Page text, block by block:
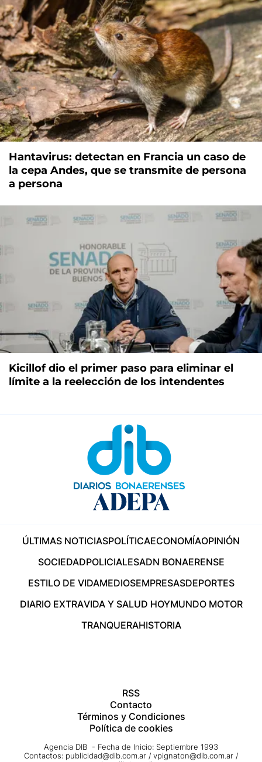
Hantavirus: detectan en Francia un caso de
la cepa Andes, que se transmite de persona
a persona
Kicillof dio el primer paso para eliminar el
límite a la reelección de los intendentes
ÚLTIMAS NOTICIASPOLÍTICAECONOMÍAOPINIÓN
SOCIEDADPOLICIALESADN BONAERENSE
ESTILO DE VIDAMEDIOSEMPRESASDEPORTES
DIARIO EXTRAVIDA Y SALUD HOYMUNDO MOTOR
TRANQUERAHISTORIA
RSS
Contacto
Términos y Condiciones
Política de cookies
Agencia DIB - Fecha de Inicio: Septiembre 1993
Contactos: publicidad@dib.com.ar / vpignaton@dib.com.ar /